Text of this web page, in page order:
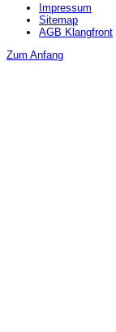
Impressum
Sitemap
AGB Klangfront
Zum Anfang